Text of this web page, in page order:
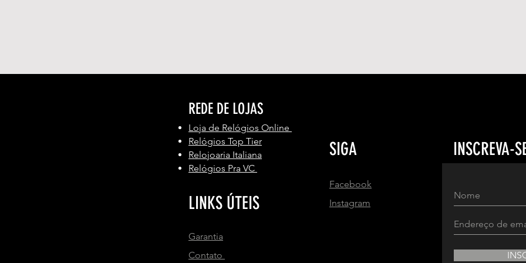
REDE DE LOJAS
Loja de Relógios Online
Relógios Top Tier
Relojoaria Italiana
Relógios Pra VC
LINKS ÚTEIS
Garantia
Contato
SIGA
Facebook
Instagram
INSCREVA-